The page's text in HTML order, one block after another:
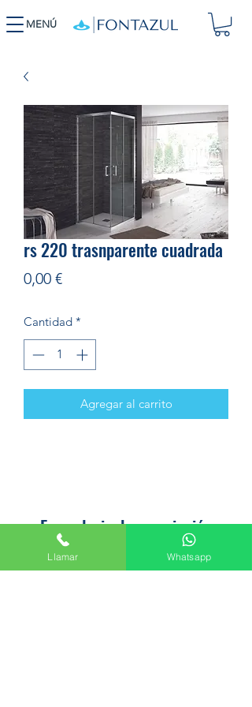
MENÚ
rs 220 trasnparente cuadrada
0,00 €Precio
Cantidad *
Agregar al carrito
Formulario de suscripción
Llamar Whatsapp